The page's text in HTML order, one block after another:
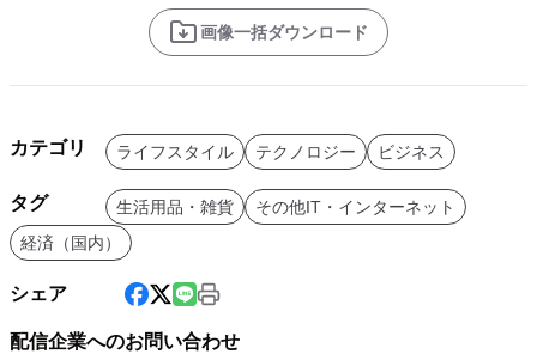
画像一括ダウンロード
カテゴリ ライフスタイル テクノロジー ビジネス
タグ 生活用品・雑貨
その他IT・インターネット
経済（国内）
シェア
配信企業へのお問い合わせ